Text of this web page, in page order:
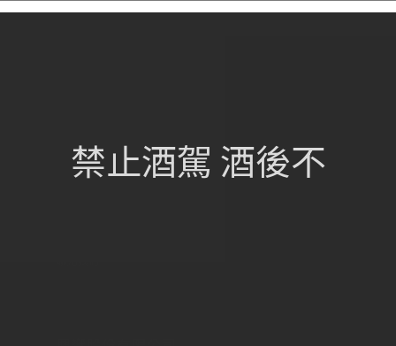
葡萄酒單
瀏覽收藏
禁止酒駕 酒後不